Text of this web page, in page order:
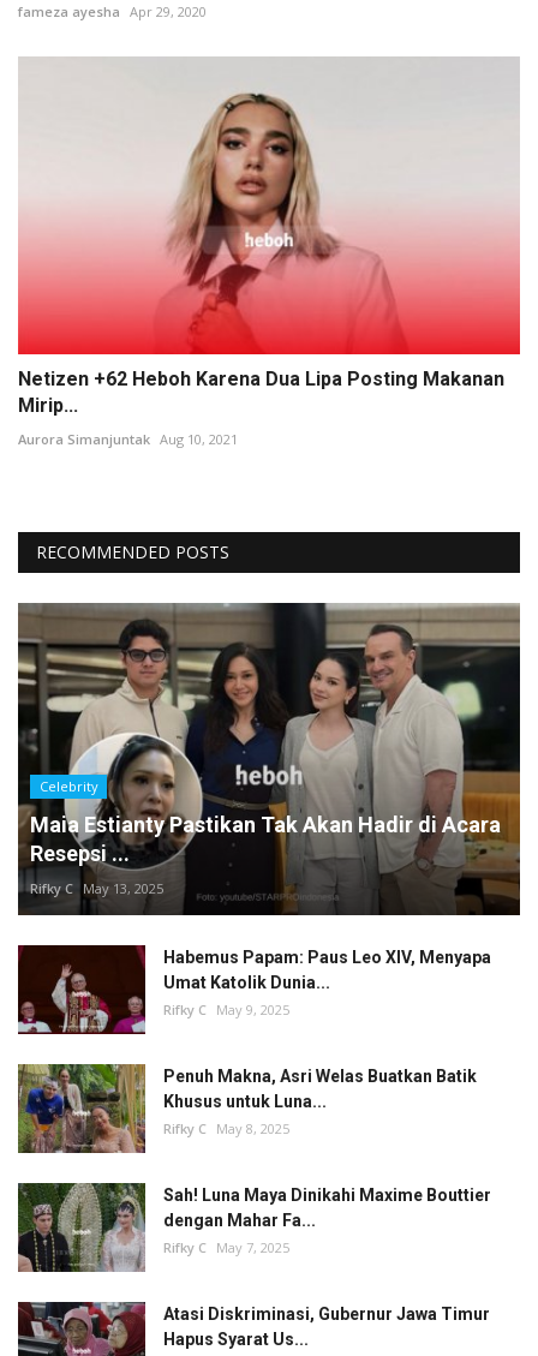
fameza ayesha Apr 29, 2020
Netizen +62 Heboh Karena Dua Lipa Posting Makanan
Mirip...
Aurora Simanjuntak Aug 10, 2021
RECOMMENDED POSTS
Celebrity
Maia Estianty Pastikan Tak Akan Hadir di Acara
Resepsi ...
Rifky C May 13, 2025
Habemus Papam: Paus Leo XIV, Menyapa
Umat Katolik Dunia...
Rifky C May 9, 2025
Penuh Makna, Asri Welas Buatkan Batik
Khusus untuk Luna...
Rifky C May 8, 2025
Sah! Luna Maya Dinikahi Maxime Bouttier
dengan Mahar Fa...
Rifky C May 7, 2025
Atasi Diskriminasi, Gubernur Jawa Timur
Hapus Syarat Us...